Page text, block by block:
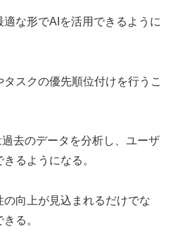
な形でAIを活用できるように
スクの優先順位付けを行うこ
去のデータを分析し、ユーザ
るようになる。
向上が見込まれるだけでな
る。